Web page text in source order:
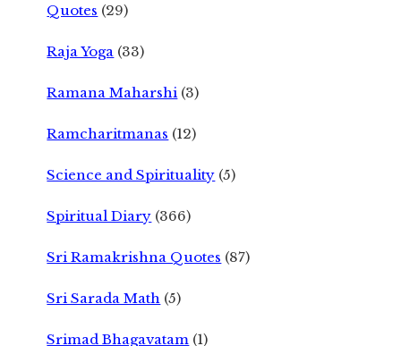
Quotes (29)
Raja Yoga (33)
Ramana Maharshi (3)
Ramcharitmanas (12)
Science and Spirituality (5)
Spiritual Diary (366)
Sri Ramakrishna Quotes (87)
Sri Sarada Math (5)
Srimad Bhagavatam (1)